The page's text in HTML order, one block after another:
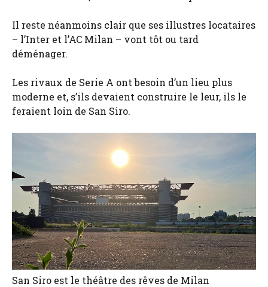
Il reste néanmoins clair que ses illustres locataires
– l’Inter et l’AC Milan – vont tôt ou tard
déménager.
Les rivaux de Serie A ont besoin d’un lieu plus
moderne et, s’ils devaient construire le leur, ils le
feraient loin de San Siro.
San Siro est le théâtre des rêves de Milan